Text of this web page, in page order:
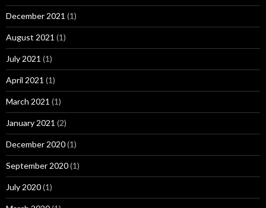
December 2021 (1)
August 2021 (1)
July 2021 (1)
April 2021 (1)
March 2021 (1)
January 2021 (2)
December 2020(1)
September 2020(1)
July 2020(1)